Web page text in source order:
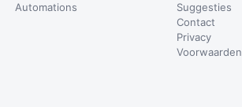
Automations
Suggesties
Contact
Privacy
Voorwaarden